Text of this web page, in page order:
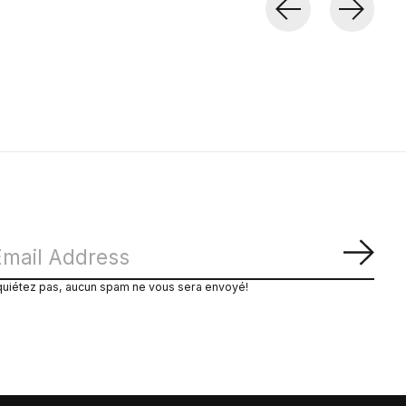
pas, aucun spam ne vous sera envoyé!